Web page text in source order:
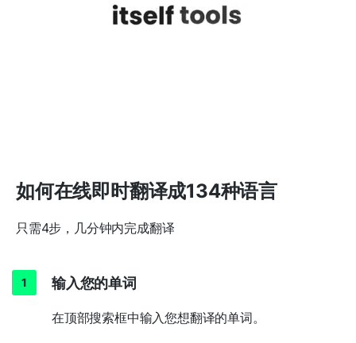
如何在线即时翻译成134种语言
只需4步，几分钟内完成翻译
输入您的单词
在顶部搜索框中输入您想翻译的单词。